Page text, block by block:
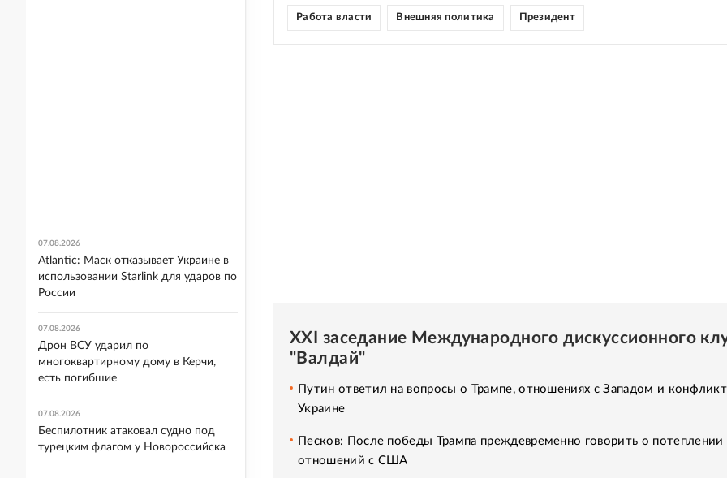
Работа власти Внешняя политика Президент
XXI заседание Международного дискуссионного
"Валдай"
Путин ответил на вопросы о Трампе, отношениях с Западом и
Украине
Песков: После победы Трампа преждевременно говорить о потеплении
отношений с США
07.08.2026
Atlantic: Маск отказывает Украине в
использовании Starlink для ударов по
России
07.08.2026
Дрон ВСУ ударил по
многоквартирному дому в Керчи,
есть погибшие
07.08.2026
Беспилотник атаковал судно под
турецким флагом у Новороссийска